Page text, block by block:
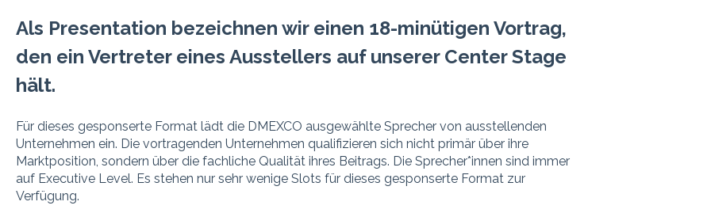
Als Presentation bezeichnen wir einen 18-minütigen Vortrag,
den ein Vertreter eines Ausstellers auf unserer Center Stage
hält.
Für dieses gesponserte Format lädt die DMEXCO ausgewählte Sprecher von ausstellenden
Unternehmen ein. Die vortragenden Unternehmen qualifizieren sich nicht primär über ihre
Marktposition, sondern über die fachliche Qualität ihres Beitrags. Die Sprecher*innen sind immer
auf Executive Level. Es stehen nur sehr wenige Slots für dieses gesponserte Format zur
Verfügung.